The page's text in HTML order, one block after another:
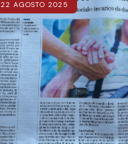
22 AGOSTO 2025